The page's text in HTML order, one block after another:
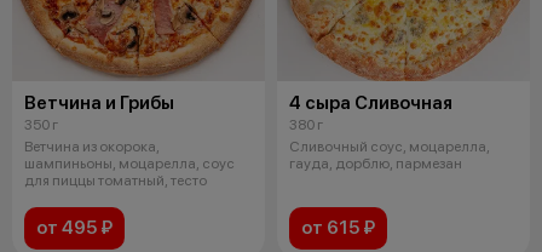
Ветчина и Грибы
350 г
Ветчина из окорока,
шампиньоны, моцарелла, соус
для пиццы томатный, тесто
от 495 ₽
4 сыра Сливочная
380 г
Сливочный соус, моцарелла,
гауда, дорблю, пармезан
от 615 ₽